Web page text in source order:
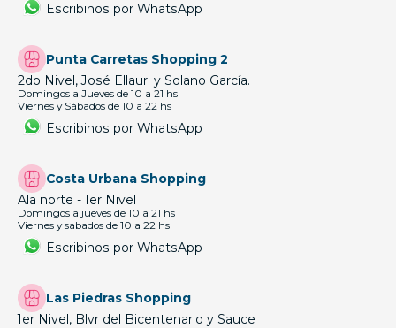
Escribinos por WhatsApp
Punta Carretas Shopping 2
2do Nivel, José Ellauri y Solano García.
Domingos a Jueves de 10 a 21 hs
Viernes y Sábados de 10 a 22 hs
Escribinos por WhatsApp
Costa Urbana Shopping
Ala norte - 1er Nivel
Domingos a jueves de 10 a 21 hs
Viernes y sabados de 10 a 22 hs
Escribinos por WhatsApp
Las Piedras Shopping
1er Nivel, Blvr del Bicentenario y Sauce